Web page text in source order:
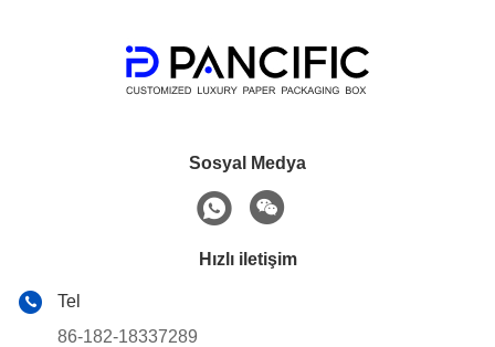
Sosyal Medya
Hızlı iletişim
Tel
86-182-18337289